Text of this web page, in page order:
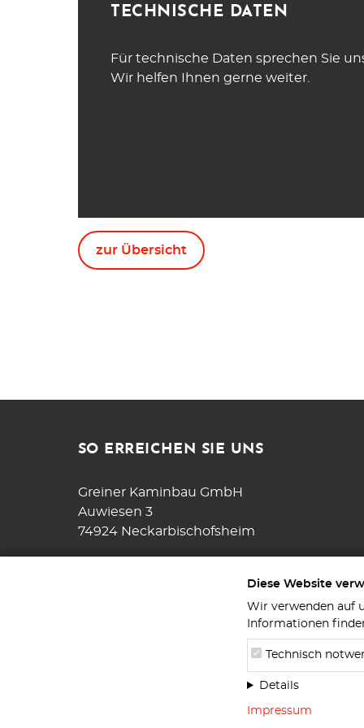
Diese Website
Wir verwenden auf
Informationen
Technisch
Details
Impressum
TECHNISCHE DATEN
Für technische Daten sprechen Sie
Wir helfen Ihnen gerne weiter.
zur Übersicht
SO ERREICHEN SIE UNS
Greiner Kaminbau GmbH
Auwiesen 3
74924 Neckarbischofsheim
info@kaminbaugreiner.de